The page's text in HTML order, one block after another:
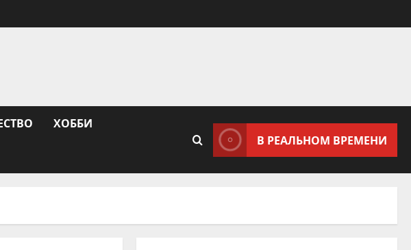
ХОББИ
В РЕАЛЬНОМ ВРЕМЕНИ